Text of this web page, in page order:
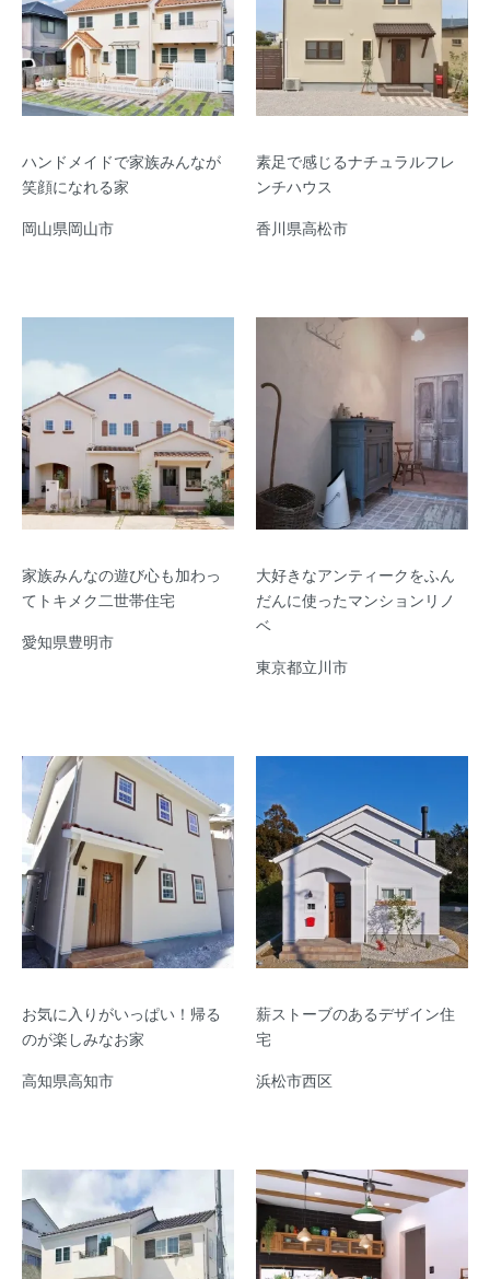
ハンドメイドで家族みんなが
笑顔になれる家
岡山県岡山市
素足で感じるナチュラルフレ
ンチハウス
香川県高松市
家族みんなの遊び心も加わっ
てトキメク二世帯住宅
愛知県豊明市
大好きなアンティークをふん
だんに使ったマンションリノ
ベ
東京都立川市
お気に入りがいっぱい！帰る
のが楽しみなお家
高知県高知市
薪ストーブのあるデザイン住
宅
浜松市西区